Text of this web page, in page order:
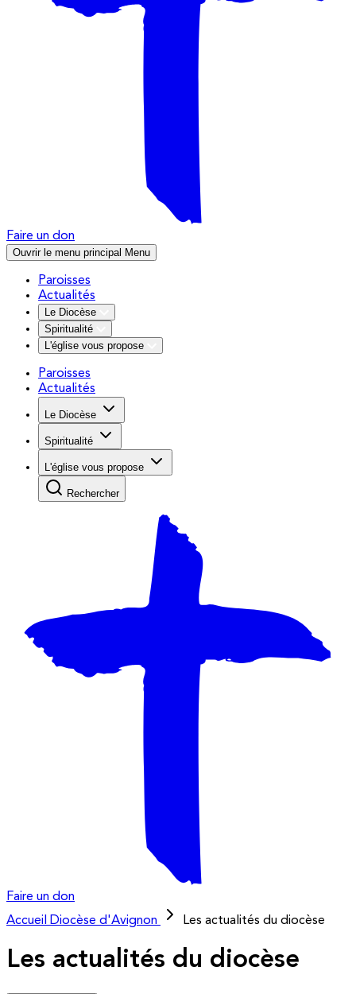
Faire un don
Ouvrir le menu principal Menu
Paroisses
Actualités
Le Diocèse
Spiritualité
L'église vous propose
Paroisses
Actualités
Le Diocèse
Spiritualité
L'église vous propose
Rechercher
Faire un don
Accueil
Diocèse d'Avignon Les actualités du diocèse
Les actualités du diocèse